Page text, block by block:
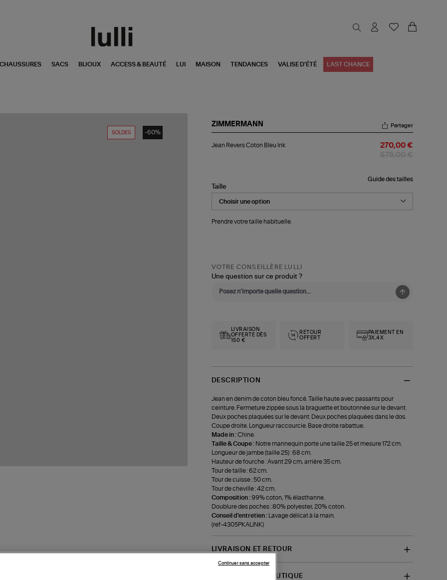
CHAUSSURES SACS BIJOUX ACCESS & BEAUTÉ LUI MAISON TENDANCES VALISE D'ÉTÉ LAST CHANCE
SOLDES -60%
ZIMMERMANN
Revers
Partager
Jean Revers Coton Bleu Ink 270,00 €
Guide des tailles
Taille
Prendre votre taille habituelle.
VOTRE CONSEILLÈRE LULLI
Une question sur ce produit ?
LIVRAISON
OFFERTE DÈS
150 €
RETOUR
OFFERT
PAIEMENT EN
3X,4X
DESCRIPTION
Jean en denim de coton bleu foncé. Taille haute avec passants pour
ceinture. Fermeture zippée sous la braguette et boutonnée sur le devant.
Deux poches plaquées sur le devant. Deux poches plaquées dans le dos.
Coupe droite. Longueur raccourcie. Base droite rabattue.
Made in :Chine.
Taille & Coupe : Notre mannequin porte une taille 25 et mesure 172 cm.
Longueur de jambe (taille 25) : 68 cm.
Hauteur de fourche : Avant 29 cm, arrière 35 cm.
Tour de taille : 62 cm.
Tour de cuisse : 50 cm.
Tour de cheville : 42 cm.
Composition : 99% coton, 1% élasthanne.
Doublure des poches : 80% polyester, 20% coton.
Conseil d'entretien :
Lavage délicat à la main.
(ref-4305PKALINK)
LIVRAISON ET RETOUR
DISPONIBILITÉ BOUTIQUE
Continuer sans accepter